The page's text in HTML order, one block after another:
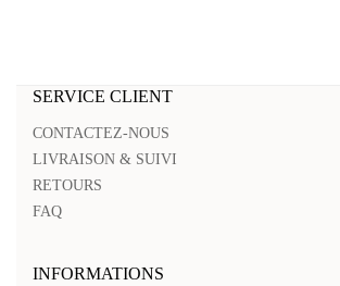
SERVICE CLIENT
CONTACTEZ-NOUS
LIVRAISON & SUIVI
RETOURS
FAQ
INFORMATIONS